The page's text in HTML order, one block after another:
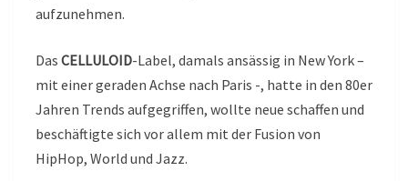
aufzunehmen.
Das CELLULOID-Label, damals ansässig in New York –
mit einer geraden Achse nach Paris -, hatte in den 80er
Jahren Trends aufgegriffen, wollte neue schaffen und
beschäftigte sich vor allem mit der Fusion von
HipHop, World und Jazz.